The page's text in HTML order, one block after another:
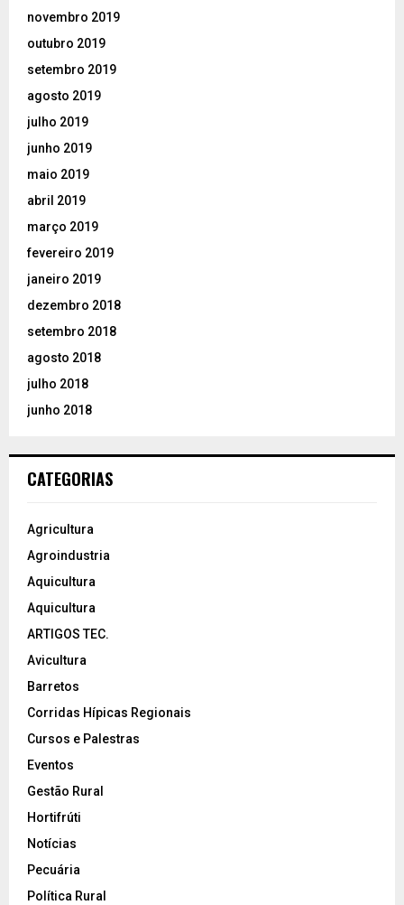
novembro 2019
outubro 2019
setembro 2019
agosto 2019
julho 2019
junho 2019
maio 2019
abril 2019
março 2019
fevereiro 2019
janeiro 2019
dezembro 2018
setembro 2018
agosto 2018
julho 2018
junho 2018
CATEGORIAS
Agricultura
Agroindustria
Aquicultura
Aquicultura
ARTIGOS TEC.
Avicultura
Barretos
Corridas Hípicas Regionais
Cursos e Palestras
Eventos
Gestão Rural
Hortifrúti
Notícias
Pecuária
Política Rural